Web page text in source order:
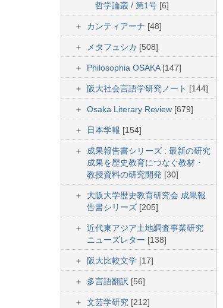
哲学論叢 / 第1号 [6]
カンティアーナ [48]
メタフュシカ [508]
Philosophia OSAKA[147]
阪大社会言語学研究ノート [144]
Osaka Literary Review [679]
日本学報 [154]
成果報告書シリーズ : 最新の研究
成果を歴史教育につなぐ教材・
教授資料の研究開発 [30]
大阪大学歴史教育研究会 成果報
告書シリーズ [205]
近代東アジア土地調査事業研究
ニューズレター [138]
阪大比較文学 [17]
多言語翻訳 [56]
文芸学研究 [212]